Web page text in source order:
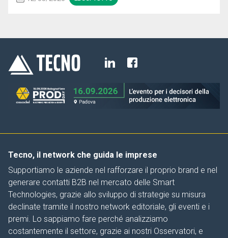
Tecno, il network che guida le imprese
Supportiamo le aziende nel rafforzare il proprio brand e nel
generare contatti B2B nel mercato delle Smart
Technologies, grazie allo sviluppo di strategie su misura
declinate tramite il nostro network editoriale, gli eventi e i
premi. Lo sappiamo fare perché analizziamo
costantemente il settore, grazie ai nostri Osservatori, e